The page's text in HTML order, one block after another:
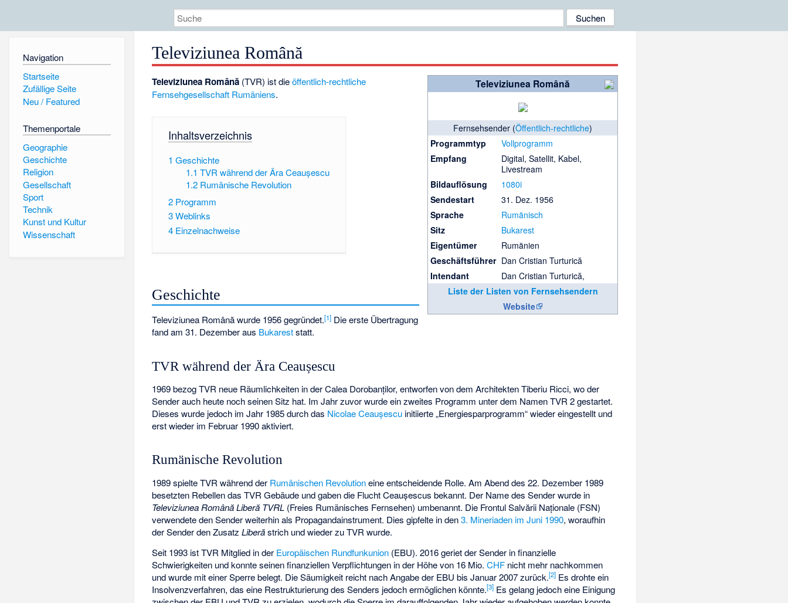
Navigation
Startseite
Zufällige Seite
Neu / Featured
Themenportale
Geographie
Geschichte
Religion
Gesellschaft
Sport
Technik
Kunst und Kultur
Wissenschaft
Televiziunea Română
Televiziunea Română
Fernsehsender (Öffentlich-rechtliche)
Programmtyp
Vollprogramm
Empfang
Digital, Satellit, Kabel,
Livestream
Bildauflösung
1080i
Sendestart
31. Dez. 1956
Sprache
Rumänisch
Sitz
Bukarest
Eigentümer
Rumänien
Geschäftsführer Dan Cristian Turturică
Intendant
Dan Cristian Turturică,
Liste der Listen von Fernsehsendern
Website
Televiziunea Română (TVR) ist dieöffentlich-rechtliche
Fernsehgesellschaft Rumäniens.
Inhaltsverzeichnis
1 Geschichte
1.1 TVR während der Ära Ceaușescu
1.2 Rumänische Revolution
2 Programm
3Weblinks
4 Einzelnachweise
Geschichte
Televiziunea Română wurde 1956 gegründet.[1] Die erste Übertragung
fand am 31. Dezember aus Bukareststatt.
TVR während der Ära Ceaușescu
1969 bezog TVR neue Räumlichkeiten in der Calea Dorobanților, entworfen von dem Architekten Tiberiu Ricci, wo der
Sender auch heute noch seinen Sitz hat. Im Jahr zuvor wurde ein zweites Programm unter dem Namen TVR 2 gestartet.
Dieses wurde jedoch im Jahr 1985 durch das Nicolae Ceaușescu initiierte „Energiesparprogramm“ wieder eingestellt und
erst wieder im Februar 1990 aktiviert.
Rumänische Revolution
1989 spielte TVR während der Rumänischen Revolutioneine entscheidende Rolle. Am Abend des 22. Dezember 1989
besetzten Rebellen das TVR Gebäude und gaben die Flucht Ceaușescus bekannt. Der Name des Sender wurde in
Televiziunea Română Liberă TVRL (Freies Rumänisches Fernsehen) umbenannt. Die Frontul Salvării Naționale (FSN)
verwendete den Sender weiterhin als Propagandainstrument. Dies gipfelte in den3. Mineriaden im Juni 1990, woraufhin
der Sender den ZusatzLiberăstrich und wieder zu TVR wurde.
Seit 1993 ist TVR Mitglied in der Europäischen Rundfunkunion (EBU). 2016 geriet der Sender in finanzielle
Schwierigkeiten und konnte seinen finanziellen Verpflichtungen in der Höhe von 16 Mio.CHF nicht mehr nachkommen
und wurde mit einer Sperre belegt. Die Säumigkeit reicht nach Angabe der EBU bis Januar 2007 zurück.[2] Es drohte ein
Insolvenzverfahren, das eine Restrukturierung des Senders jedoch ermöglichen könnte.[3] Es gelang jedoch eine Einigung